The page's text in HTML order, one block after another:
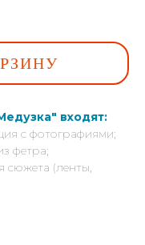
входят:
с фотографиями;
фетра;
сюжета (ленты,